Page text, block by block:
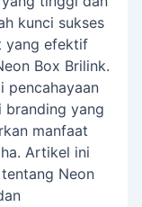
kunci sukses
yang efektif
Box Brilink.
pencahayaan
branding yang
manfaat
Artikel ini
Neon